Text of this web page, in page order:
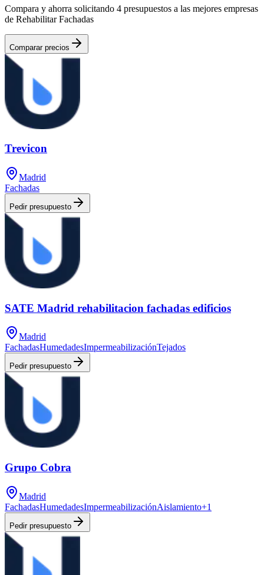
Compara y ahorra solicitando 4 presupuestos a las mejores empresas
de Rehabilitar Fachadas
Comparar precios
Trevicon
Madrid
Fachadas
Pedir presupuesto
SATE Madrid rehabilitacion fachadas edificios
Madrid
FachadasHumedadesImpermeabilizaciónTejados
Pedir presupuesto
Grupo Cobra
Madrid
FachadasHumedadesImpermeabilizaciónAislamiento+1
Pedir presupuesto